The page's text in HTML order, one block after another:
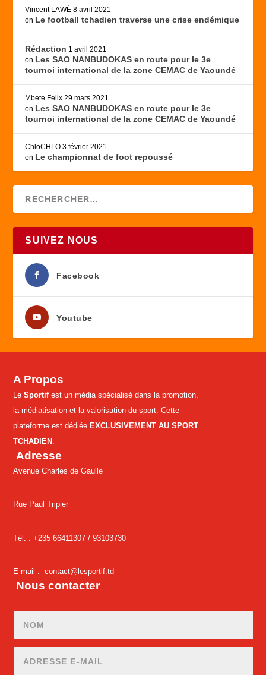
Vincent LAWÉ 8 avril 2021
on Le football tchadien traverse une crise endémique
Rédaction 1 avril 2021
on Les SAO NANBUDOKAS en route pour le 3e
tournoi international de la zone CEMAC de Yaoundé
Mbete Felix 29 mars 2021
on Les SAO NANBUDOKAS en route pour le 3e
tournoi international de la zone CEMAC de Yaoundé
ChloCHLO 3 février 2021
on Le championnat de foot repoussé
SUIVEZ NOUS
Facebook
Youtube
A Propos
LeSportifest un média spécialisé dans la promotion,
la médiatisation et la valorisation du sport. Cette
plateforme est dédiéeEXCLUSIVEMENT AU SPORT
TCHADIEN
Adresse
Avenue Charles de Gaulle
Rue Paul Tripier
Tél. : +235 66411307 /93103730
E-mail :contact@lesportif.td
Nous contacter